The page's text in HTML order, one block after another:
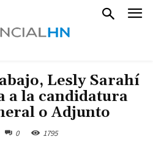
Lesly Sarahí
a la candidatura
o Adjunto
0 1795